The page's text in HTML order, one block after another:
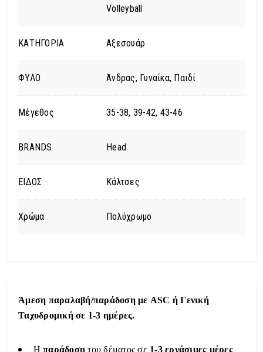
Volleyball
ΚΑΤΗΓΟΡΙΑ Αξεσουάρ
ΦΥΛΟ Άνδρας, Γυναίκα, Παιδί
Μέγεθος 35-38, 39-42, 43-46
BRANDS Head
ΕΙΔΟΣ Κάλτσες
Χρώμα Πολύχρωμο
Άμεση παραλαβή/παράδοση με ASC ή Γενική
Ταχυδρομική σε 1-3 ημέρες.
Ηπαράδοση του δέματος σε 1-3 εργάσιμες μέρες